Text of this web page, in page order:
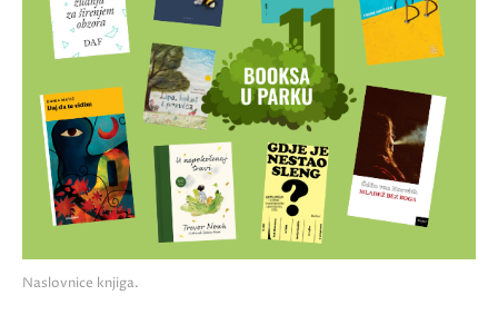
Naslovnice knjiga.